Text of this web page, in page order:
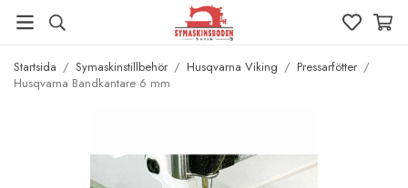
Startsida / Symaskinstillbehör / Husqvarna Viking / Pressarfötter /
Husqvarna Bandkantare 6 mm